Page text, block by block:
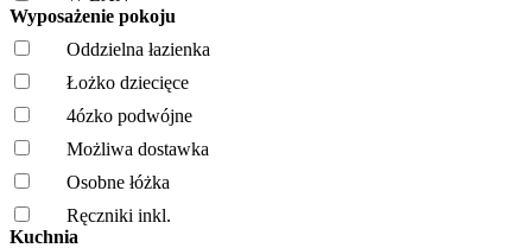
Wyposażenie pokoju
Oddzielna łazienka
Łożko dziecięce
4ózko podwójne
Możliwa dostawka
Osobne łóżka
Ręczniki inkl.
Kuchnia